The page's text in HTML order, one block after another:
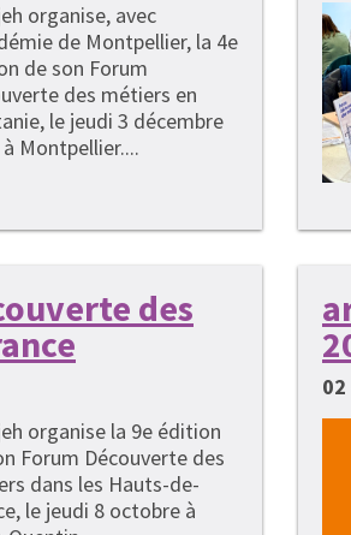
organise, avec
de Montpellier, la 4e
de son Forum
des métiers en
le jeudi 3 décembre
Montpellier....
des
organise la 9e édition
Forum Découverte des
dans les Hauts-de-
le jeudi 8 octobre à